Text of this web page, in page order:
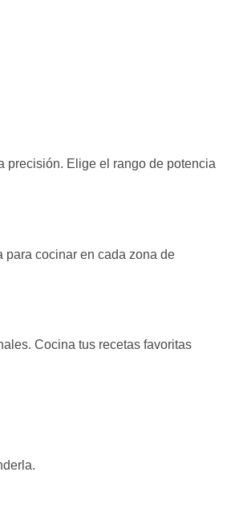
precisión. Elige el rango de potencia
para cocinar en cada zona de
Cocina tus recetas favoritas